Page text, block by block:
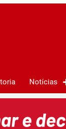
Notícias